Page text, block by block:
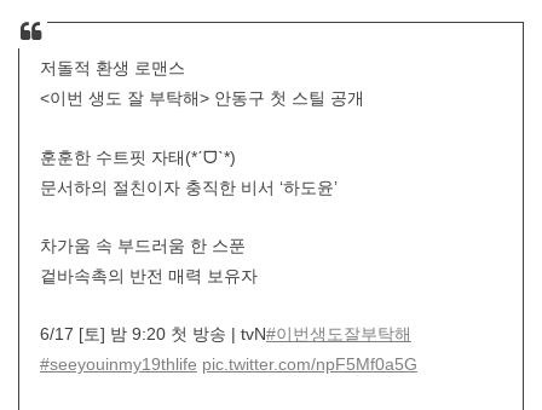
저돌적 환생 로맨스
<이번 생도 잘 부탁해> 안동구 첫 스틸 공개
훈훈한 수트핏 자태(*ˊᗜˋ*)
문서하의 절친이자 충직한 비서 ‘하도윤’
차가움 속 부드러움 한 스푼
겉바속촉의 반전 매력 보유자
6/17 [토] 밤 9:20 첫 방송 | tvN#이번생도잘부탁해
#seeyouinmy19thlife pic.twitter.com/npF5Mf0a5G